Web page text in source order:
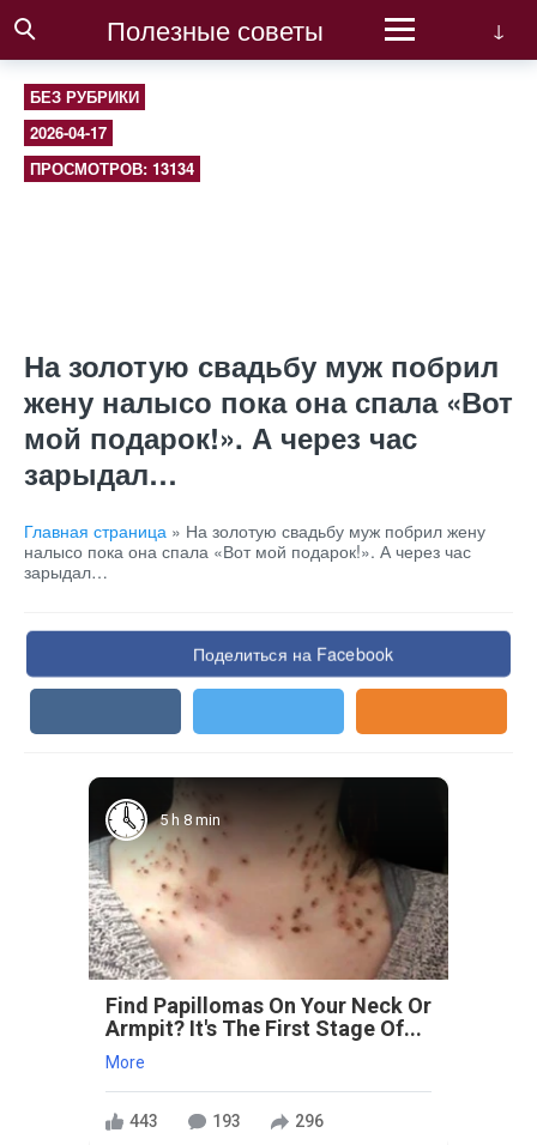
Полезные советы
БЕЗ РУБРИКИ
2026-04-17
ПРОСМОТРОВ: 13134
На золотую свадьбу муж побрил
жену налысо пока она спала «Вот
мой подарок!». А через час
зарыдал…
Главная страница » На золотую свадьбу муж побрил жену
налысо пока она спала «Вот мой подарок!». А через час
зарыдал…
Поделиться на Facebook
5 h 8 min
Find Papillomas On Your Neck Or
Armpit? It's The First Stage Of...
More
443 193 296